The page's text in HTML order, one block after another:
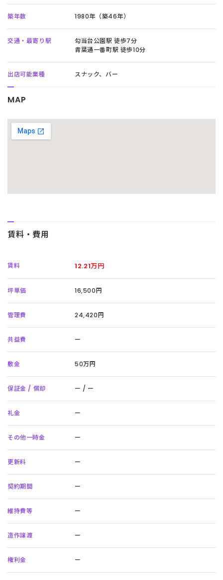
築年数 1980年（築46年）
交通・最寄り駅
勾当台公園駅 徒歩7分
青葉通一番町駅 徒歩10分
出店可能業種 スナック、バー
MAP
賃料・費用
賃料 12.21万円
坪単価 16,500円
管理費 24,420円
共益費 ー
敷金 50万円
保証金 / 償却 ー / ー
礼金 ー
その他一時金 ー
更新料 ー
契約期間 ー
維持費等 ー
造作譲渡 ー
権利金 ー